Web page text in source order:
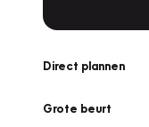
Direct plannen
Grote beurt